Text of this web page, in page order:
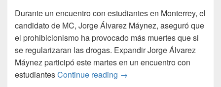
Durante un encuentro con estudiantes en Monterrey, el
candidato de MC, Jorge Álvarez Máynez, aseguró que
el prohibicionismo ha provocado más muertes que si
se regularizaran las drogas. Expandir Jorge Álvarez
Máynez participó este martes en un encuentro con
estudiantesContinue reading Regularización de las
→